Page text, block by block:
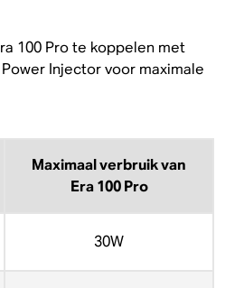
100 Pro te koppelen met
Injector voor maximale
Maximaal verbruik van
Era 100 Pro
30W